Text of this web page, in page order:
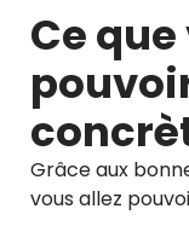
Ce
Grâce aux
vous allez